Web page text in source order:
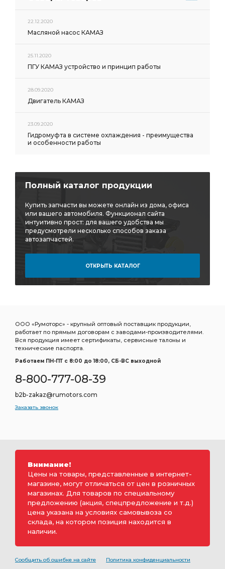
22.12.2020
Масляной насос КАМАЗ
25.11.2020
ПГУ КАМАЗ устройство и принцип работы
28.09.2020
Двигатель КАМАЗ
23.09.2020
Гидромуфта в системе охлаждения - преимущества
и особенности работы
Полный каталог продукции
Купить запчасти вы можете онлайн из дома, офиса
или вашего автомобиля. Функционал сайта
интуитивно прост: для вашего удобства мы
предусмотрели несколько способов заказа
автозапчастей.
ОТКРЫТЬ КАТАЛОГ
ООО «Румоторс» - крупный оптовый поставщик продукции,
работает по прямым договорам с заводами-производителями.
Вся продукция имеет сертификаты, сервисные талоны и
технические паспорта.
Работаем ПН-ПТ c 8:00 до 18:00, СБ-ВС выходной
8-800-777-08-39
b2b-zakaz@rumotors.com
Заказать звонок
Внимание!
Цены на товары, представленные в интернет-
магазине, могут отличаться от цен в розничных
магазинах. Для товаров по специальному
предложению (акция, спецпредложение и т.д.)
цена указана на условиях самовывоза со
склада, на котором позиция находится в
наличии.
Сообщить об ошибке на сайте
Политика конфиденциальности